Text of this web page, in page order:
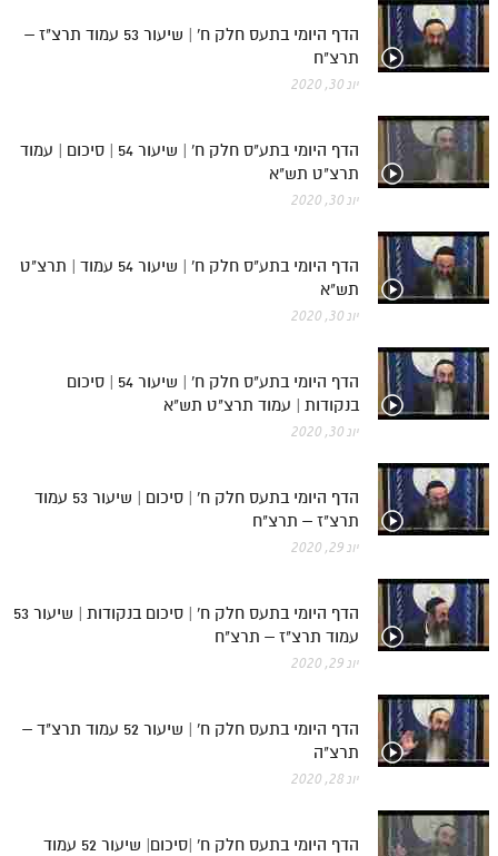
חלק י
חלק יא
חלק יג
חלק יד
חלק ט"ז
שידור חי
הזמן סט תע"ס
הזמן סט תלמוד עשר הספירות
ספרים להורדה
תלמוד עשר הספירות בעיון
תלמוד עשר הספירות חלק א
תע"ס חלק ג' עיון
תלמוד עשר הספירות חלק ד
תלמוד עשר הספירות חלק ו
הדף היומי בתעס חלק ח' | שיעור 53 עמוד תרצ"ז –
תרצ"ח
יונ 30, 2020
הדף היומי בתע"ס חלק ח' | שיעור 54 | סיכום | עמוד
תרצ"ט תש"א
יונ 30, 2020
הדף היומי בתע"ס חלק ח' | שיעור 54 עמוד | תרצ"ט
תש"א
יונ 30, 2020
הדף היומי בתע"ס חלק ח' | שיעור 54 | סיכום
בנקודות | עמוד תרצ"ט תש"א
יונ 30, 2020
הדף היומי בתעס חלק ח' | סיכום | שיעור 53 עמוד
תרצ"ז – תרצ"ח
יונ 29, 2020
הדף היומי בתעס חלק ח' | סיכום בנקודות | שיעור 53
עמוד תרצ"ז – תרצ"ח
יונ 29, 2020
הדף היומי בתעס חלק ח' | שיעור 52 עמוד תרצ"ד –
תרצ"ה
יונ 28, 2020
הדף היומי בתעס חלק ח' |סיכום| שיעור 52 עמוד